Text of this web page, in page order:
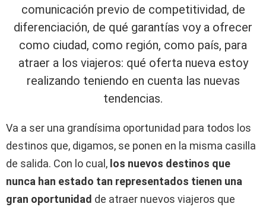
comunicación previo de competitividad, de
diferenciación, de qué garantías voy a ofrecer
como ciudad, como región, como país, para
atraer a los viajeros: qué oferta nueva estoy
realizando teniendo en cuenta las nuevas
tendencias.
Va a ser una grandísima oportunidad para todos los
destinos que, digamos, se ponen en la misma casilla
de salida. Con lo cual, los nuevos destinos que
nunca han estado tan representados tienen una
gran oportunidad de atraer nuevos viajeros que